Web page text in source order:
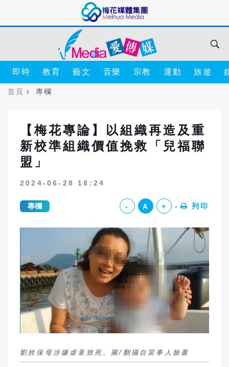
即時 教育 藝文 音樂 宗教 運動 旅遊
首頁 專欄
【梅花專論】以組織再造及重
新校準組織價值挽救「兒福聯
盟」
2024-06-28 18:24
專欄 - A + 列印
劉姓保母涉嫌虐童致死。圖/翻攝自當事人臉書